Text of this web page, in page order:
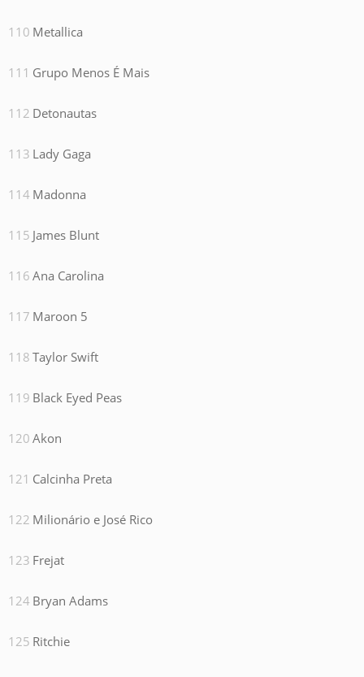
Metallica
Grupo Menos É Mais
Detonautas
Lady Gaga
Madonna
James Blunt
Ana Carolina
Maroon 5
Taylor Swift
Black Eyed Peas
Akon
Calcinha Preta
Milionário e José Rico
Frejat
Bryan Adams
Ritchie